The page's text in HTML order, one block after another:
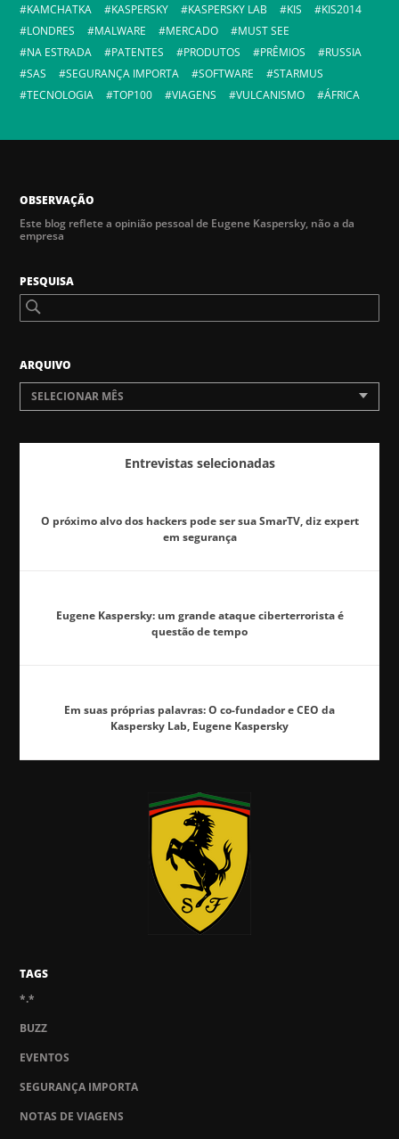
KAMCHATKA
KASPERSKY KASPERSKY LAB KIS
KIS2014
LONDRES
MALWARE MERCADO
MUST SEE
NA ESTRADA
PATENTES PRODUTOS PRÊMIOS
RUSSIA
SAS
SEGURANÇA IMPORTA SOFTWARE
STARMUS
TECNOLOGIA
TOP100 VIAGENS VULCANISMO ÁFRICA
OBSERVAÇÃO
Este blog reflete a opinião pessoal de Eugene Kaspersky, não a da
empresa
PESQUISA
ARQUIVO
SELECIONAR MÊS
Entrevistas selecionadas
O próximo alvo dos hackers pode ser sua SmarTV, diz expert
em segurança
Eugene Kaspersky: um grande ataque ciberterrorista é
questão de tempo
Em suas próprias palavras: O co-fundador e CEO da
Kaspersky Lab, Eugene Kaspersky
TAGS
*.*
BUZZ
EVENTOS
SEGURANÇA IMPORTA
NOTAS DE VIAGENS